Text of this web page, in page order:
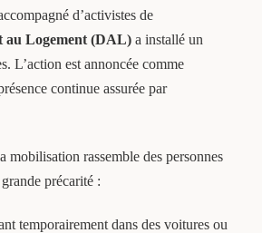
d’activistes de
au Logement (DAL)a installé un
L’action est annoncée comme
continue assurée par
mobilisation rassemble des personnes
précarité :
temporairement dans des voitures ou